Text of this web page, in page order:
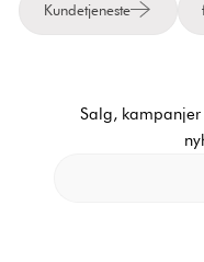
Kundetjeneste
Salg,